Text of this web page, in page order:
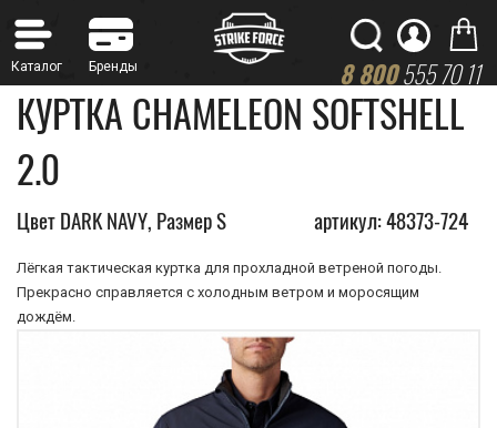
8 800555 70 11
КУРТКА CHAMELEON SOFTSHELL
2.0
Цвет DARK NAVY, Размер S артикул: 48373-724
Лёгкая тактическая куртка для прохладной ветреной погоды.
Прекрасно справляется с холодным ветром и моросящим
дождём.